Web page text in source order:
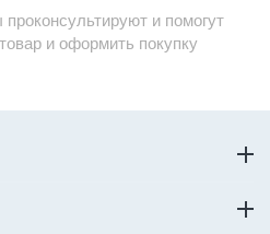
и помогут
и оформить покупку